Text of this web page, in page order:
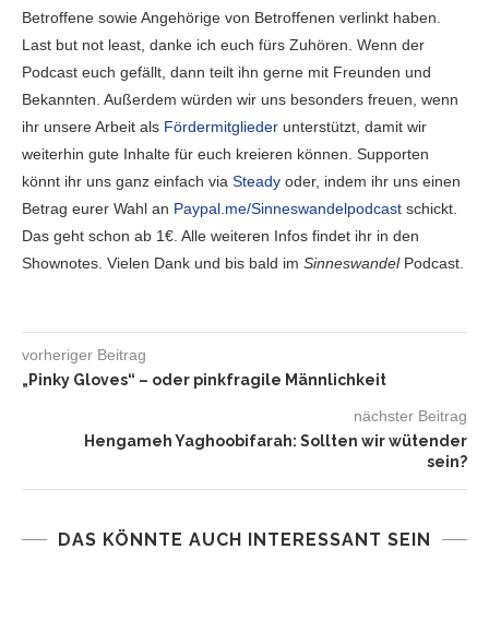
Betroffene sowie Angehörige von Betroffenen verlinkt haben.
Last but not least, danke ich euch fürs Zuhören. Wenn der
Podcast euch gefällt, dann teilt ihn gerne mit Freunden und
Bekannten. Außerdem würden wir uns besonders freuen, wenn
ihr unsere Arbeit als Fördermitglieder unterstützt, damit wir
weiterhin gute Inhalte für euch kreieren können. Supporten
könnt ihr uns ganz einfach via Steady oder, indem ihr uns einen
Betrag eurer Wahl an Paypal.me/Sinneswandelpodcast schickt.
Das geht schon ab 1€. Alle weiteren Infos findet ihr in den
Shownotes. Vielen Dank und bis bald im SinneswandelPodcast.
vorheriger Beitrag
„Pinky Gloves“ – oder pinkfragile Männlichkeit
nächster Beitrag
Hengameh Yaghoobifarah: Sollten wir wütender
sein?
DAS KÖNNTE AUCH INTERESSANT SEIN